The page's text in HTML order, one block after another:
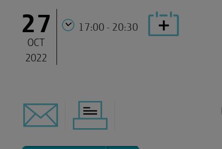
27
OCT
2022
17:00 - 20:30